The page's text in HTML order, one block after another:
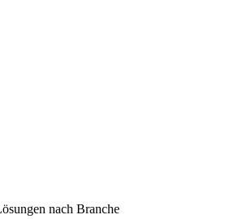
nach Branche